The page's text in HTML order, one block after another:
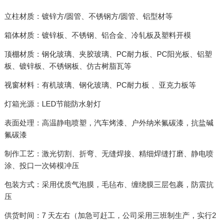
立柱材质：镀锌方/圆管、不锈钢方/圆管、铝型材等
箱体材质：镀锌板、不锈钢、铝合金、冷轧板及塑料开模
顶棚材质：钢化玻璃、夹胶玻璃、PC耐力板、PC阳光板、铝塑
板、镀锌板、不锈钢板、仿古树脂瓦等
视窗材料：有机玻璃、钢化玻璃、PC耐力板 、亚克力板等
灯箱光源：LED节能防水射灯
表面处理：高温静电喷塑，汽车烤漆、户外纳米氟碳漆，抗盐碱
氟碳漆
制作工艺：激光切割、折弯、无缝焊接、精细焊缝打磨、静电喷
涂、投口一次铸模冲压
包装方式：采用优质气泡膜，毛毡布、缠绕膜三层包裹，防震抗
压
供货时间：7 天左右（加急可赶工，公司采用三班制生产，实行2